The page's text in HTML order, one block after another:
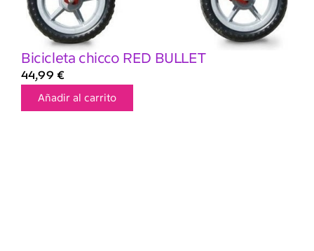
Bicicleta chicco RED BULLET
44,99 €
Añadir al carrito